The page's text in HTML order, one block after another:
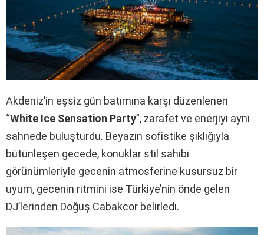
Akdeniz’in eşsiz gün batımına karşı düzenlenen
“White Ice Sensation Party”, zarafet ve enerjiyi aynı
sahnede buluşturdu. Beyazın sofistike şıklığıyla
bütünleşen gecede, konuklar stil sahibi
görünümleriyle gecenin atmosferine kusursuz bir
uyum, gecenin ritmini ise Türkiye’nin önde gelen
DJ’lerinden Doğuş Cabakcor belirledi.